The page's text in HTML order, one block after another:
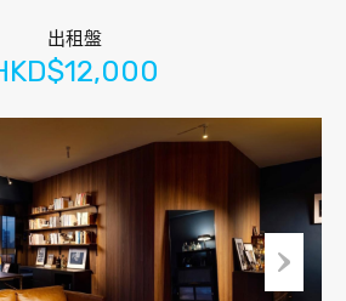
出租盤